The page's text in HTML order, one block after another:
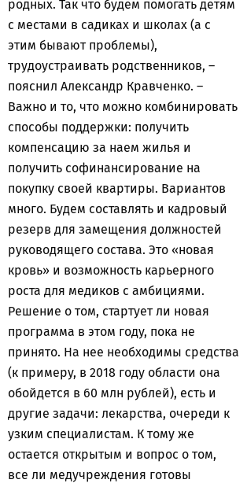
родных. Так что будем помогать детям
с местами в садиках и школах (а с
этим бывают проблемы),
трудоустраивать родственников, –
пояснил Александр Кравченко. –
Важно и то, что можно комбинировать
способы поддержки: получить
компенсацию за наем жилья и
получить софинансирование на
покупку своей квартиры. Вариантов
много. Будем составлять и кадровый
резерв для замещения должностей
руководящего состава. Это «новая
кровь» и возможность карьерного
роста для медиков с амбициями.
Решение о том, стартует ли новая
программа в этом году, пока не
принято. На нее необходимы средства
(к примеру, в 2018 году области она
обойдется в 60 млн рублей), есть и
другие задачи: лекарства, очереди к
узким специалистам. К тому же
остается открытым и вопрос о том,
все ли медучреждения готовы